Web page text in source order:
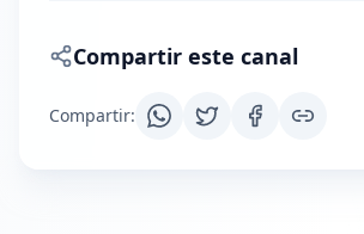
Compartir este canal
Compartir: